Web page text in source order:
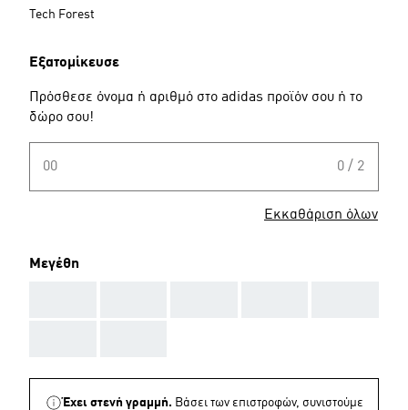
Tech Forest
Εξατομίκευσε
Πρόσθεσε όνομα ή αριθμό στο adidas προϊόν σου ή το
δώρο σου!
00 0 / 2
Εκκαθάριση όλων
Μεγέθη
Έχει στενή γραμμή. Βάσει των επιστροφών, συνιστούμε